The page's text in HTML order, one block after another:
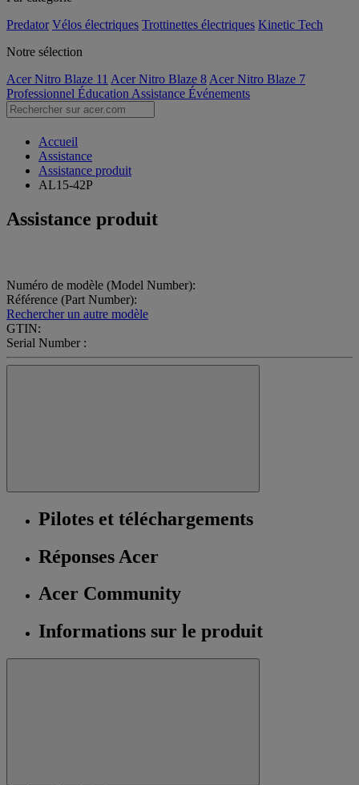
Predator Vélos électriques Trottinettes électriques Kinetic Tech
Notre sélection
Acer Nitro Blaze 11 Acer Nitro Blaze 8 Acer Nitro Blaze 7
Professionnel Éducation Assistance Événements
Accueil
Assistance
Assistance produit
AL15-42P
Assistance produit
Numéro de modèle (Model Number):
Référence (Part Number):
Rechercher un autre modèle
GTIN:
Serial Number :
Pilotes et téléchargements
Réponses Acer
Acer Community
Informations sur le produit